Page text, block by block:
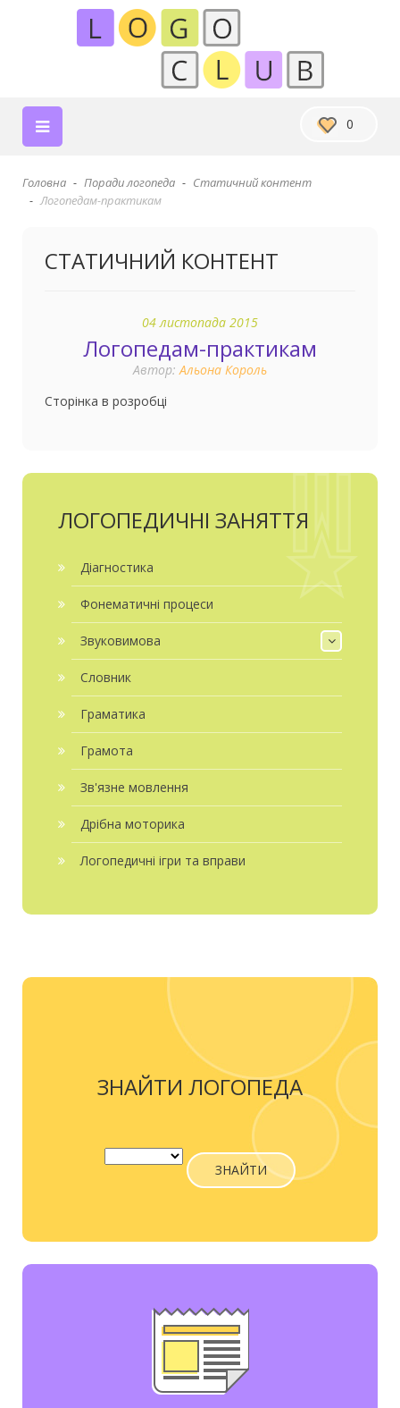
0
Головна Поради логопеда
Статичний контент
Логопедам-практикам
СТАТИЧНИЙ КОНТЕНТ
04 листопада 2015
Логопедам-практикам
Автор:Альона Король
Сторінка в розробці
ЛОГОПЕДИЧНІ ЗАНЯТТЯ
Діагностика
Фонематичні процеси
Звуковимова
Словник
Граматика
Грамота
Зв'язне мовлення
Дрібна моторика
Логопедичні ігри та вправи
ЗНАЙТИ ЛОГОПЕДА
ЗНАЙТИ